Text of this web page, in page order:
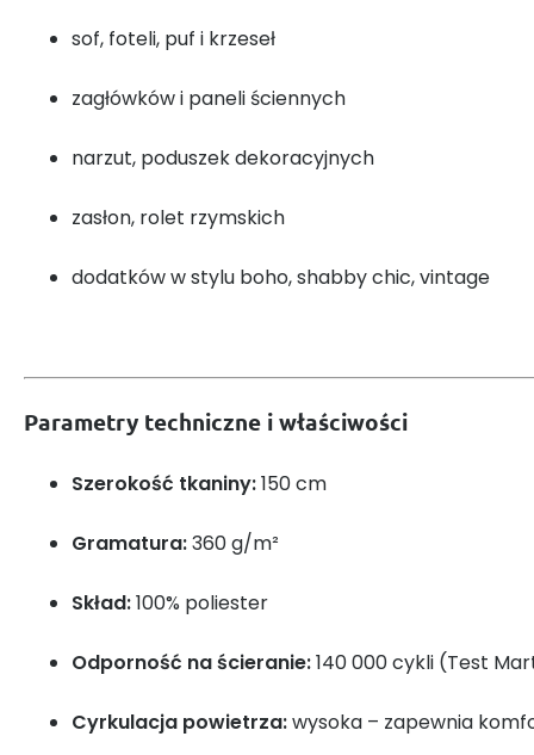
sof, foteli, puf i krzeseł
zagłówków i paneli ściennych
narzut, poduszek dekoracyjnych
zasłon, rolet rzymskich
dodatków w stylu boho, shabby chic, vintage
Parametry techniczne i właściwości
Szerokość tkaniny:150 cm
Gramatura:360 g/m²
Skład:100% poliester
Odporność na ścieranie:140 000 cykli (Test
Cyrkulacja powietrza:wysoka – zapewnia